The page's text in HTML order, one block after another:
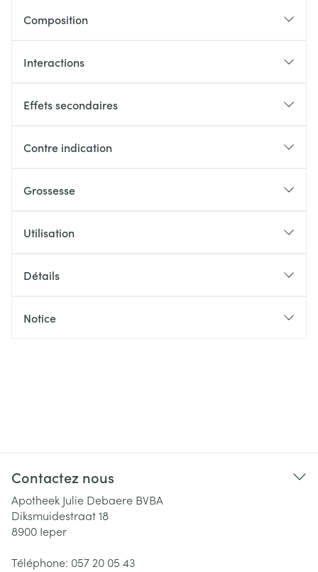
Composition
Interactions
Effets secondaires
Contre indication
Grossesse
Utilisation
Détails
Notice
Contactez nous
Apotheek Julie Debaere BVBA
Diksmuidestraat 18
8900 Ieper
Téléphone: 057 20 05 43